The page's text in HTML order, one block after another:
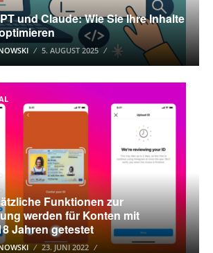
und Claude: Wie Sie Ihre Inhalte
5. AUGUST 2025
Funktionen zur
werden für Konten mit
Jahren getestet
23. JUNI 2022